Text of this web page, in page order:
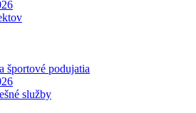
športové podujatia
služby